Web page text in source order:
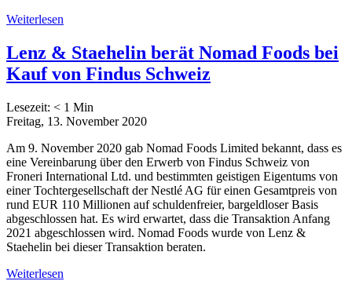
Weiterlesen
Lenz & Staehelin berät Nomad Foods bei
Kauf von Findus Schweiz
Lesezeit: < 1 Min
Freitag, 13. November 2020
Am 9. November 2020 gab Nomad Foods Limited bekannt, dass es
eine Vereinbarung über den Erwerb von Findus Schweiz von
Froneri International Ltd. und bestimmten geistigen Eigentums von
einer Tochtergesellschaft der Nestlé AG für einen Gesamtpreis von
rund EUR 110 Millionen auf schuldenfreier, bargeldloser Basis
abgeschlossen hat. Es wird erwartet, dass die Transaktion Anfang
2021 abgeschlossen wird. Nomad Foods wurde von Lenz &
Staehelin bei dieser Transaktion beraten.
Weiterlesen